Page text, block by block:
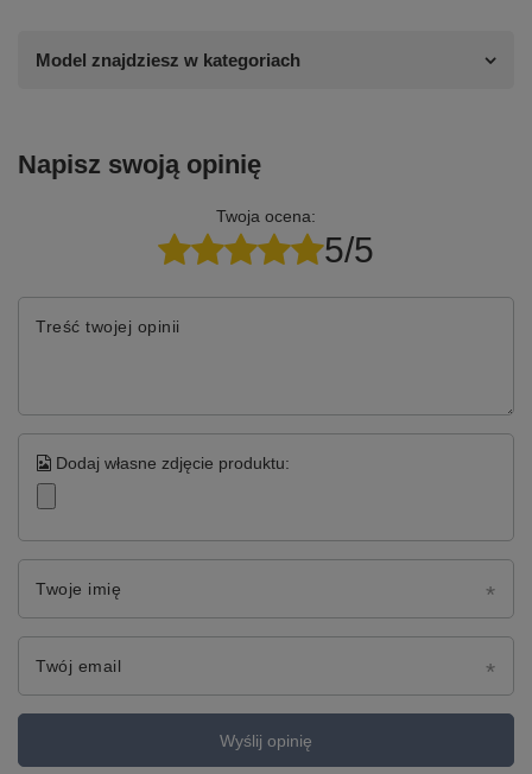
Model znajdziesz w kategoriach
Napisz swoją opinię
Twoja ocena:
5/5
Treść twojej opinii
Dodaj własne zdjęcie produktu:
Twoje imię
Twój email
Wyślij opinię